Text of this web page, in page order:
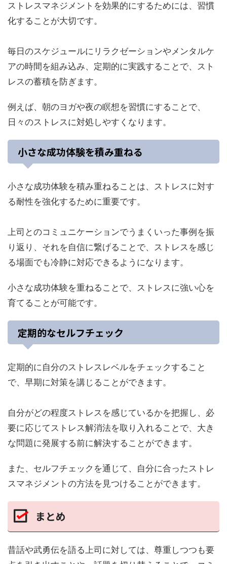
ストレスマネジメントを効果的にするためには、習慣
化することが大切です。
毎日のスケジュールにリラクゼーションやメンタルケ
アの時間を組み込み、定期的に実践することで、スト
レスの蓄積を防ぎます。
例えば、朝のヨガや夜の瞑想を習慣にすることで、
日々のストレスに対処しやすくなります。
小さな成功体験を積み重ねる
小さな成功体験を積み重ねることは、ストレスに対す
る耐性を強化するために重要です。
上司とのコミュニケーションでうまくいった事例を振
り返り、それを自信に繋げることで、ストレスを感じ
る場面でも冷静に対応できるようになります。
小さな成功体験を重ねることで、ストレスに強い心を
育てることが可能です。
定期的なセルフチェック
定期的に自分のストレスレベルをチェックすること
で、早期に対策を講じることができます。
自分がどの程度ストレスを感じているかを把握し、必
要に応じてストレス解消法を取り入れることで、大き
な問題に発展する前に解決することができます。
また、セルフチェックを通じて、自分に合ったストレ
スマネジメントの方法を見つけることができます。
まとめ
昔話や武勇伝を語る上司に対しては、尊重しつつも要